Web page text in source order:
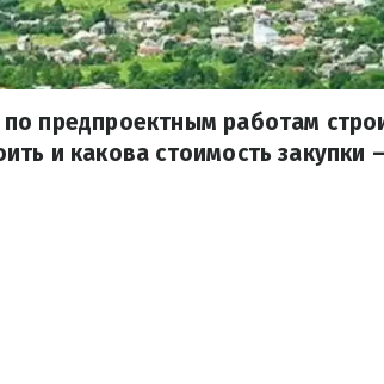
предпроектным работам
и какова стоимость закупки